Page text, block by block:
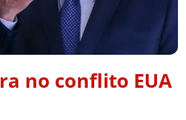
no conflito EUA